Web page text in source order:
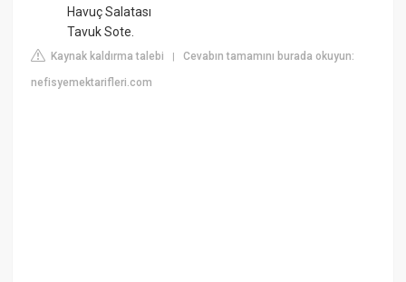
Havuç Salatası
Tavuk Sote.
Kaynak kaldırma talebi |Cevabın tamamını burada okuyun:
nefisyemektarifleri.com